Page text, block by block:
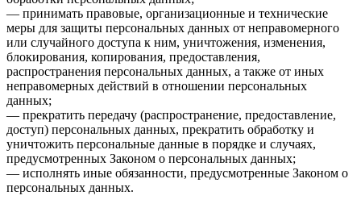
— принимать правовые, организационные и технические
меры для защиты персональных данных от неправомерного
или случайного доступа к ним, уничтожения, изменения,
блокирования, копирования, предоставления,
распространения персональных данных, а также от иных
неправомерных действий в отношении персональных
данных;
— прекратить передачу (распространение, предоставление,
доступ) персональных данных, прекратить обработку и
уничтожить персональные данные в порядке и случаях,
предусмотренных Законом о персональных данных;
— исполнять иные обязанности, предусмотренные Законом о
персональных данных.